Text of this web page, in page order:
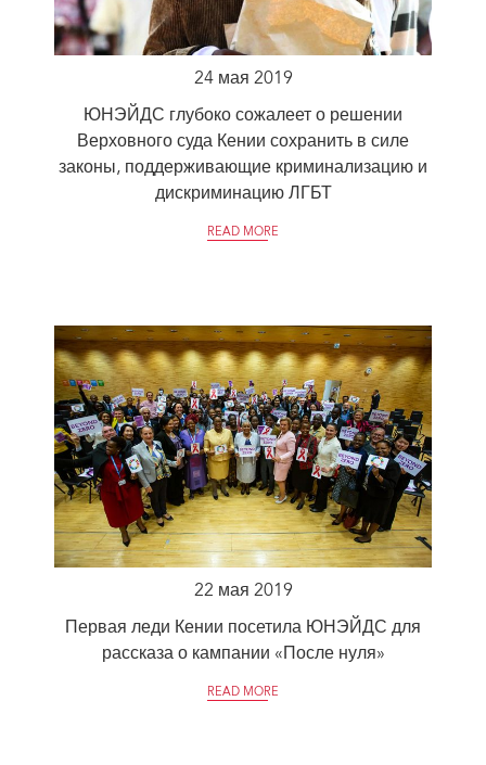
24 мая 2019
ЮНЭЙДС глубоко сожалеет о решении
Верховного суда Кении сохранить в силе
законы, поддерживающие криминализацию и
дискриминацию ЛГБТ
READ MORE
22 мая 2019
Первая леди Кении посетила ЮНЭЙДС для
рассказа о кампании «После нуля»
READ MORE